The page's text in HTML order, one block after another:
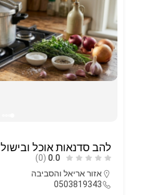
להב סדנאות אוכל ובישול
0.0
(0)
אזור אריאל והסביבה
0503819343